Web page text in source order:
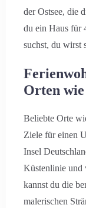
der Ostsee, die
du ein Haus für
suchst, du wirst
Orten
Beliebte Orte
Ziele für einen
Insel
Küstenlinie und
kannst du die
malerischen